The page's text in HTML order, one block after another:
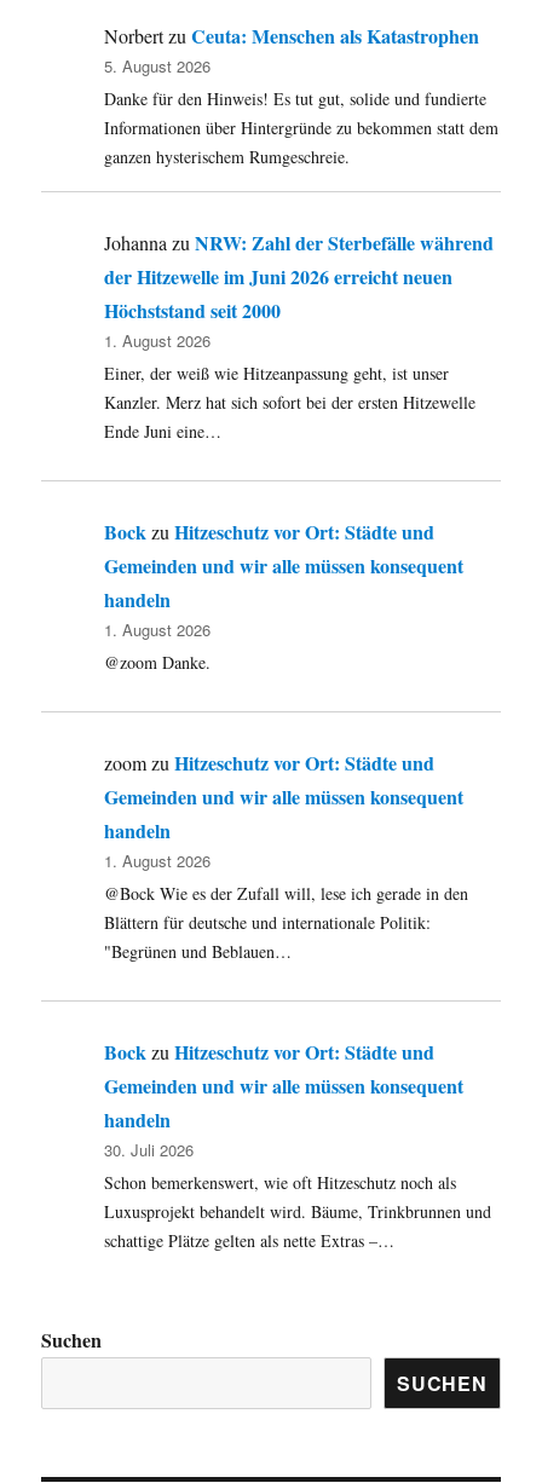
NorbertzuCeuta: Menschen als Katastrophen
5. August 2026
Danke für den Hinweis! Es tut gut, solide und fundierte
Informationen über Hintergründe zu bekommen statt dem
ganzen hysterischem Rumgeschreie.
Johanna zuNRW: Zahl der Sterbefälle während
der Hitzewelle im Juni 2026 erreicht neuen
Höchststand seit 2000
1. August 2026
Einer, der weiß wie Hitzeanpassung geht, ist unser
Kanzler. Merz hat sich sofort bei der ersten Hitzewelle
Ende Juni eine…
BockzuHitzeschutz vor Ort: Städte und
Gemeinden und wir alle müssen konsequent
handeln
1. August 2026
@zoom Danke.
zoomzuHitzeschutz vor Ort: Städte und
Gemeinden und wir alle müssen konsequent
handeln
1. August 2026
@Bock Wie es der Zufall will, lese ich gerade in den
Blättern für deutsche und internationale Politik:
"Begrünen und Beblauen…
BockzuHitzeschutz vor Ort: Städte und
Gemeinden und wir alle müssen konsequent
handeln
30. Juli 2026
Schon bemerkenswert, wie oft Hitzeschutz noch als
Luxusprojekt behandelt wird. Bäume, Trinkbrunnen und
schattige Plätze gelten als nette Extras –…
Suchen
SUCHEN